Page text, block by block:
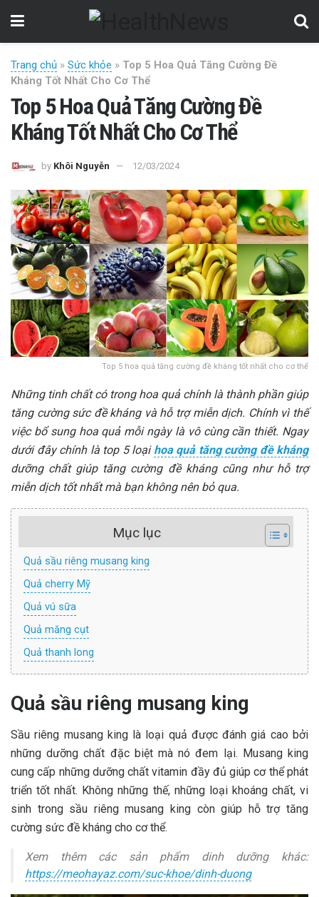
Trang chủ » Sức khỏe » Top 5 Hoa Quả Tăng Cường Đề
Kháng Tốt Nhất Cho Cơ Thể
Top 5 Hoa Quả Tăng Cường Đề
Kháng Tốt Nhất Cho Cơ Thể
by Khôi Nguyễn 12/03/2024
Top 5 hoa quả tăng cường đề kháng tốt nhất cho cơ thể
Những tinh chất có trong hoa quả chính là thành phần giúp
tăng cường sức đề kháng và hỗ trợ miễn dịch. Chính vì thế
việc bổ sung hoa quả mỗi ngày là vô cùng cần thiết. Ngay
dưới đây chính là top 5 loại hoa quả tăng cường đề kháng
dưỡng chất giúp tăng cường đề kháng cũng như hỗ trợ
miễn dịch tốt nhất mà bạn không nên bỏ qua.
Mục lục
Quả sầu riêng musang king
Quả cherry Mỹ
Quả vú sữa
Quả măng cụt
Quả thanh long
Quả sầu riêng musang king
Sầu riêng musang king là loại quả được đánh giá cao bởi
những dưỡng chất đặc biệt mà nó đem lại. Musang king
cung cấp những dưỡng chất vitamin đầy đủ giúp cơ thể phát
triển tốt nhất. Không những thế, những loại khoáng chất, vi
sinh trong sầu riêng musang king còn giúp hỗ trợ tăng
cường sức đề kháng cho cơ thể.
Xem thêm các sản phẩm dinh dưỡng khác:
https://meohayaz.com/suc-khoe/dinh-duong